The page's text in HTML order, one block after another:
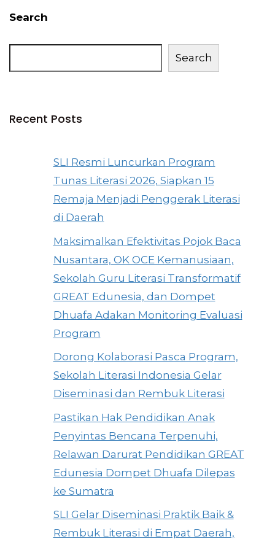
Search
Search
Recent Posts
SLI Resmi Luncurkan Program
Tunas Literasi 2026, Siapkan 15
Remaja Menjadi Penggerak Literasi
di Daerah
Maksimalkan Efektivitas Pojok Baca
Nusantara, OK OCE Kemanusiaan,
Sekolah Guru Literasi Transformatif
GREAT Edunesia, dan Dompet
Dhuafa Adakan Monitoring Evaluasi
Program
Dorong Kolaborasi Pasca Program,
Sekolah Literasi Indonesia Gelar
Diseminasi dan Rembuk Literasi
Pastikan Hak Pendidikan Anak
Penyintas Bencana Terpenuhi,
Relawan Darurat Pendidikan GREAT
Edunesia Dompet Dhuafa Dilepas
ke Sumatra
SLI Gelar Diseminasi Praktik Baik &
Rembuk Literasi di Empat Daerah,